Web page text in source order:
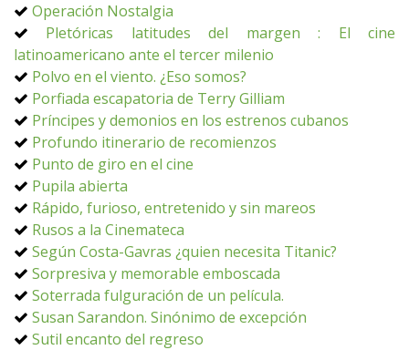
Operación Nostalgia
Pletóricas latitudes del margen : El cine
latinoamericano ante el tercer milenio
Polvo en el viento. ¿Eso somos?
Porfiada escapatoria de Terry Gilliam
Príncipes y demonios en los estrenos cubanos
Profundo itinerario de recomienzos
Punto de giro en el cine
Pupila abierta
Rápido, furioso, entretenido y sin mareos
Rusos a la Cinemateca
Según Costa-Gavras ¿quien necesita Titanic?
Sorpresiva y memorable emboscada
Soterrada fulguración de un película.
Susan Sarandon. Sinónimo de excepción
Sutil encanto del regreso